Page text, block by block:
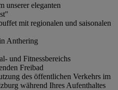
unserer eleganten
mit regionalen und saisonalen
Anthering
und Fitnessbereichs
Freibad
des öffentlichen Verkehrs im
während Ihres Aufenthaltes